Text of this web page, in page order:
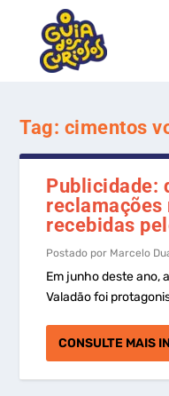
Tag: cimentos
Publicidade:
reclamações
recebidas
Postado por Marcelo
Em junho deste ano,
Valadão foi
CONSULTE MAIS